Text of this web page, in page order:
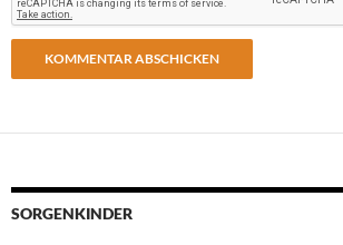
SORGENKINDER